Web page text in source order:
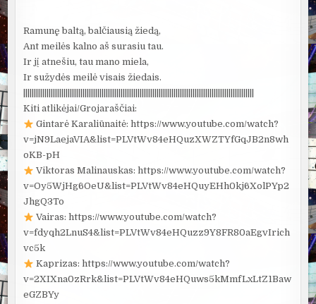
Ramunę baltą, balčiausią žiedą,
Ant meilės kalno aš surasiu tau.
Ir jį atnešiu, tau mano miela,
Ir sužydės meilė visais žiedais.
Kiti atlikėjai/Grojaraščiai:
Gintarė Karaliūnaitė: https://www.youtube.com/watch?
v=jN9LaejaVIA&list=PLVtWv84eHQuzXWZTYfGqJB2n8wh
oKB-pH
Viktoras Malinauskas: https://www.youtube.com/watch?
v=Oy5WjHg6OeU&list=PLVtWv84eHQuyEHh0kj6XolPYp2
JhgQ3To
Vairas: https://www.youtube.com/watch?
v=fdyqh2LnuS4&list=PLVtWv84eHQuzz9Y8FR80aEgvIrich
vc5k
Kaprizas: https://www.youtube.com/watch?
v=2XIXna0zRrk&list=PLVtWv84eHQuws5kMmfLxLtZ1Baw
eGZBYy